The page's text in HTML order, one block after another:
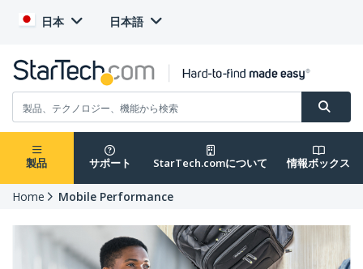
日本 日本語
製品 サポート StarTech.comについて 情報ボックス
Home Mobile Performance